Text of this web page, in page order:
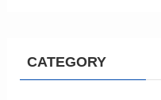
CATEGORY